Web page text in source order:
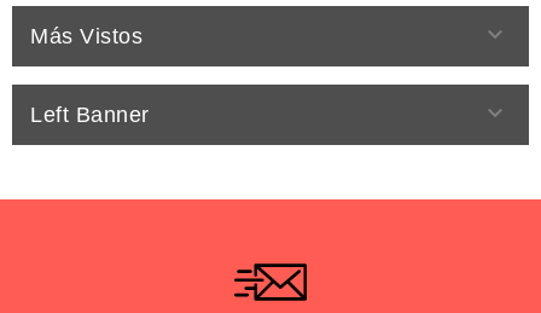
Más Vistos 
Left Banner 